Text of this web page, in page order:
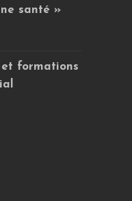
santé »
et formations